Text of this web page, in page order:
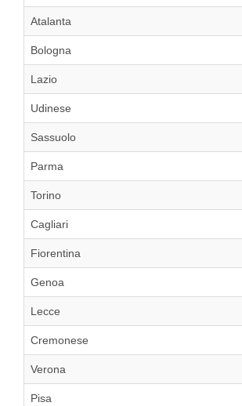
Atalanta
Bologna
Lazio
Udinese
Sassuolo
Parma
Torino
Cagliari
Fiorentina
Genoa
Lecce
Cremonese
Verona
Pisa